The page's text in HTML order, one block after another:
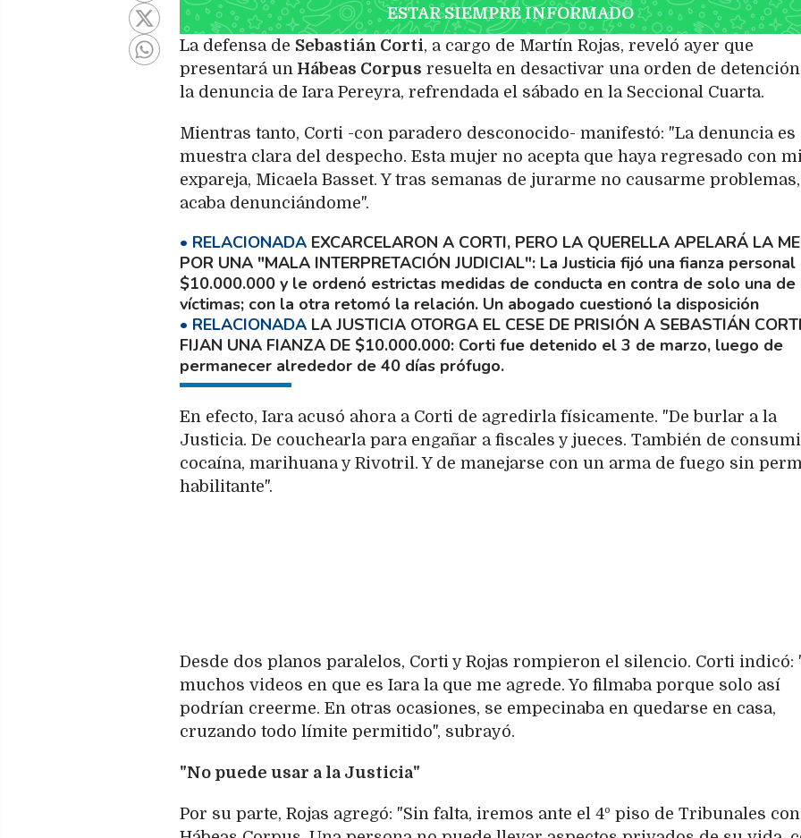
ESTAR SIEMPRE INFORMADO
La defensa de Sebastián Corti, a cargo de Martín Rojas, reveló ayer que
presentará un Hábeas Corpus resuelta en desactivar una orden de
la denuncia de Iara Pereyra, refrendada el sábado en la Seccional Cuarta.
Mientras tanto, Corti -con paradero desconocido- manifestó: "La denuncia es
muestra clara del despecho. Esta mujer no acepta que haya regresado con mi
expareja, Micaela Basset. Y tras semanas de jurarme no causarme problemas,
acaba denunciándome".
EXCARCELARON A CORTI, PERO LA QUERELLA APELARÁ LA
POR UNA "MALA INTERPRETACIÓN JUDICIAL" La Justicia fijó una fianza personal
$10.000.000 y le ordenó estrictas medidas de conducta en contra de solo una de
víctimas; con la otra retomó la relación. Un abogado cuestionó la disposición
LA JUSTICIA OTORGA EL CESE DE PRISIÓN A SEBASTIÁN
FIJAN UNA FIANZA DE $10.000.000 Corti fue detenido el 3 de marzo, luego de
permanecer alrededor de 40 días prófugo.
En efecto, Iara acusó ahora a Corti de agredirla físicamente. "De burlar a la
Justicia. De couchearla para engañar a fiscales y jueces. También de
cocaína, marihuana y Rivotril. Y de manejarse con un arma de fuego sin
habilitante".
Desde dos planos paralelos, Corti y Rojas rompieron el silencio. Corti indicó:
muchos videos en que es Iara la que me agrede. Yo filmaba porque solo así
podrían creerme. En otras ocasiones, se empecinaba en quedarse en casa,
cruzando todo límite permitido", subrayó.
"No puede usar a la Justicia"
Por su parte, Rojas agregó: "Sin falta, iremos ante el 4º piso de Tribunales